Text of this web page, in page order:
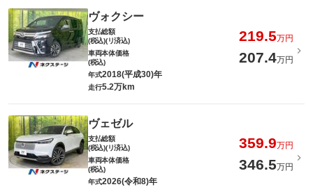
ヴォクシー
支払総額
(税込)(リ済込)
219.5万円
車両本体価格
(税込)
207.4万円
年式2018(平成30)年
走行5.2万km
ヴェゼル
支払総額
(税込)(リ済込)
359.9万円
車両本体価格
(税込)
346.5万円
年式2026(令和8)年